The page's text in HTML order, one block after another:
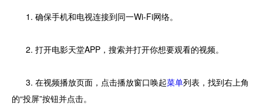
1. 确保手机和电视连接到同一Wi-Fi网络。
2. 打开电影天堂APP，搜索并打开你想要观看的视频。
3. 在视频播放页面，点击播放窗口唤起菜单列表，找到右上角
的“投屏”按钮并点击。